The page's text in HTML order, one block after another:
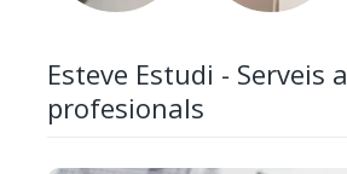
Esteve Estudi - Serveis a
profesionals